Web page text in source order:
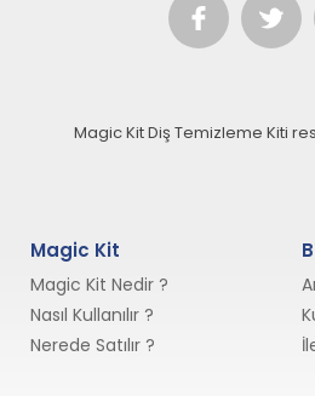
Magic Kit Diş Temizleme Kiti
Magic Kit
Magic Kit Nedir ?
Nasıl Kullanılır ?
Nerede Satılır ?